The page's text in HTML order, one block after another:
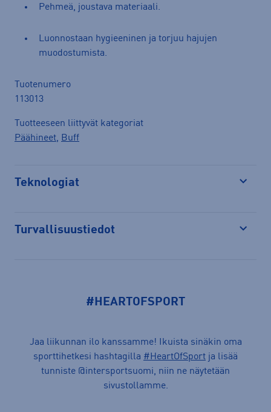
Pehmeä, joustava materiaali.
Luonnostaan hygieeninen ja torjuu hajujen
muodostumista.
Tuotenumero
113013
Tuotteeseen liittyvät kategoriat
Päähineet, Buff
Teknologiat
Turvallisuustiedot
#HEARTOFSPORT
Jaa liikunnan ilo kanssamme! Ikuista sinäkin oma
sporttihetkesi hashtagilla #HeartOfSport ja lisää
tunniste @intersportsuomi, niin ne näytetään
sivustollamme.